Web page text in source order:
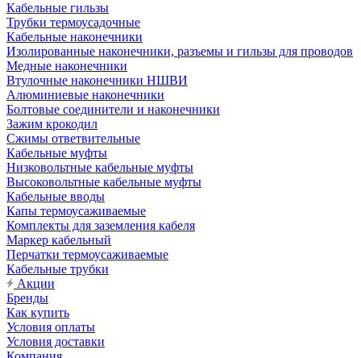
Кабельные гильзы
Трубки термоусадочные
Кабельные наконечники
Изолированные наконечники, разъемы и гильзы для проводов
Медные наконечники
Втулочные наконечники НШВИ
Алюминиевые наконечники
Болтовые соединители и наконечники
Зажим крокодил
Сжимы ответвительные
Кабельные муфты
Низковольтные кабельные муфты
Высоковольтные кабельные муфты
Кабельные вводы
Капы термоусаживаемые
Комплекты для заземления кабеля
Маркер кабельный
Перчатки термоусаживаемые
Кабельные трубки
Акции
Бренды
Как купить
Условия оплаты
Условия доставки